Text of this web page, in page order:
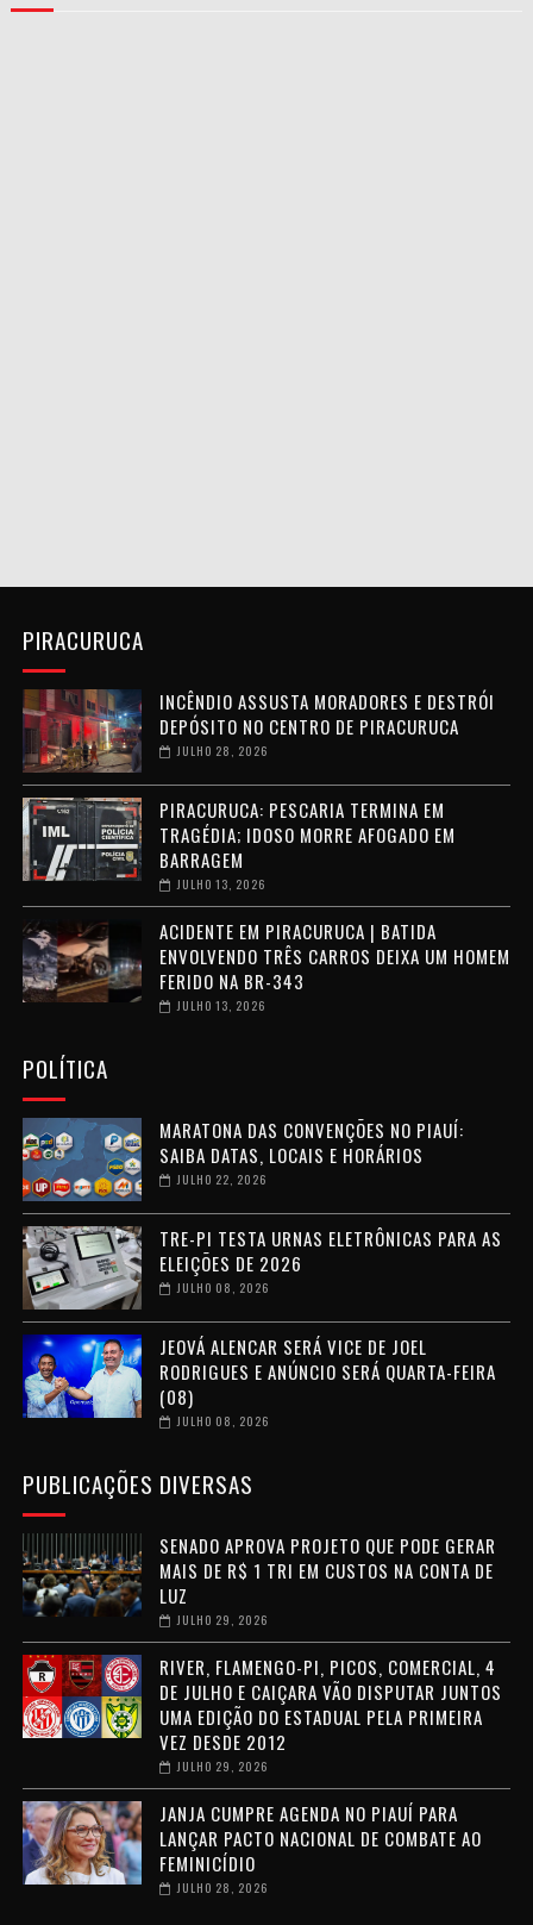
PIRACURUCA
INCÊNDIO ASSUSTA MORADORES E DESTRÓI
DEPÓSITO NO CENTRO DE PIRACURUCA
JULHO 28, 2026
PIRACURUCA: PESCARIA TERMINA EM
TRAGÉDIA; IDOSO MORRE AFOGADO EM
BARRAGEM
JULHO 13, 2026
ACIDENTE EM PIRACURUCA | BATIDA
ENVOLVENDO TRÊS CARROS DEIXA UM HOMEM
FERIDO NA BR-343
JULHO 13, 2026
POLÍTICA
MARATONA DAS CONVENÇÕES NO PIAUÍ:
SAIBA DATAS, LOCAIS E HORÁRIOS
JULHO 22, 2026
TRE-PI TESTA URNAS ELETRÔNICAS PARA AS
ELEIÇÕES DE 2026
JULHO 08, 2026
JEOVÁ ALENCAR SERÁ VICE DE JOEL
RODRIGUES E ANÚNCIO SERÁ QUARTA-FEIRA
(08)
JULHO 08, 2026
PUBLICAÇÕES DIVERSAS
SENADO APROVA PROJETO QUE PODE GERAR
MAIS DE R$ 1 TRI EM CUSTOS NA CONTA DE
LUZ
JULHO 29, 2026
RIVER, FLAMENGO-PI, PICOS, COMERCIAL, 4
DE JULHO E CAIÇARA VÃO DISPUTAR JUNTOS
UMA EDIÇÃO DO ESTADUAL PELA PRIMEIRA
VEZ DESDE 2012
JULHO 29, 2026
JANJA CUMPRE AGENDA NO PIAUÍ PARA
LANÇAR PACTO NACIONAL DE COMBATE AO
FEMINICÍDIO
JULHO 28, 2026